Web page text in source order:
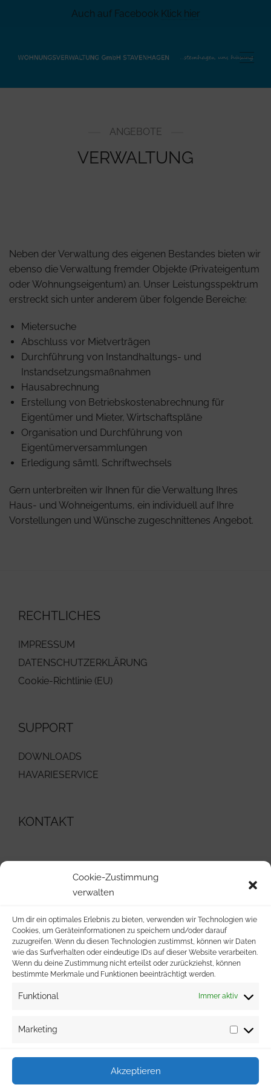
Cookie-Zustimmung
verwalten
Um dir ein optimales Erlebnis zu bieten, verwenden wir Technologien wie
Cookies, um Geräteinformationen zu speichern und/oder darauf
zuzugreifen. Wenn du diesen Technologien zustimmst, können wir Daten
wie das Surfverhalten oder eindeutige IDs auf dieser Website verarbeiten.
Wenn du deine Zustimmung nicht erteilst oder zurückziehst, können
bestimmte Merkmale und Funktionen beeinträchtigt werden.
Funktional Immer aktiv
Marketing
Akzeptieren
Auch auf Facebook Klick hier
ANGEBOTE
VERWALTUNG
Neben der Verwaltung des eigenen Bestandes bieten wir
ebenso die Verwaltung fremder Objekte (Privateigentum
oder Wohnungseigentum) an. Unser Leistungsspektrum
erstreckt sich unter anderem über folgende Bereiche:
Mietersuche
Abschluss vor Mietverträgen
Durchführung von Instandhaltungs- und
Instandsetzungsmaßnahmen
Hausabrechnung
Erstellung von Betriebskostenabrechnung für
Eigentümer und Mieter, Wirtschaftspläne
Organisation und Durchführung von
Eigentümerversammlungen
Erledigung sämtl. Schriftwechsels
Gern unterbreiten wir Ihnen für die Verwaltung Ihres
Haus- und Wohneigentums, ein individuell auf Ihre
Vorstellungen und Wünsche zugeschnittenes Angebot.
RECHTLICHES
IMPRESSUM
DATENSCHUTZERKLÄRUNG
Cookie-Richtlinie (EU)
SUPPORT
DOWNLOADS
HAVARIESERVICE
KONTAKT
039954/22401
Malchiner Straße 59
17153 Stavenhagen